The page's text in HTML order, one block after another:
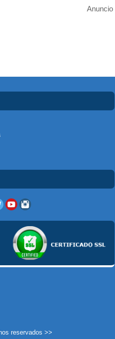
Anuncio
reservados >>